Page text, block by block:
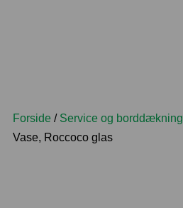
Forside / Service og borddækning
Vase, Roccoco glas